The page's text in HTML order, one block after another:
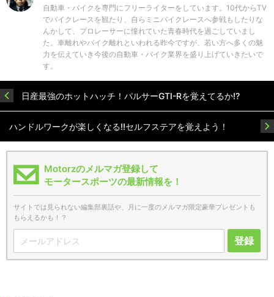
自動車・バイクを専門にフリーライターをしています。10代からTV
でバイクレースを観たり、自らミニバイクレースへ参戦もしたりな
んかして、プロレーサーに憧れていた青春時代を過ごしていまし
た。車離れやバイク離れといわれる昨今ですが、若い方へ多くの魅
力を伝えていき今後の自動車・バイク業界を盛り上げていきたいで
す。
日産最強のホットハッチ！パルサーGTI-Rを覚えてるか!?
ハンドルワークが楽しくなる!!セルフステアを覚えよう！
Motorzのメルマガ登録して
モータースポーツの最新情報を！
サイトでは見られない編集部裏話や、月に一度のメルマガ限定豪華プレゼントも
もらえるかも！？
登録